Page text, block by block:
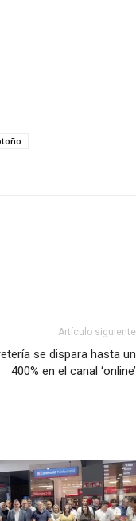
Artículo siguiente
se dispara hasta un
400% en el canal ‘online’